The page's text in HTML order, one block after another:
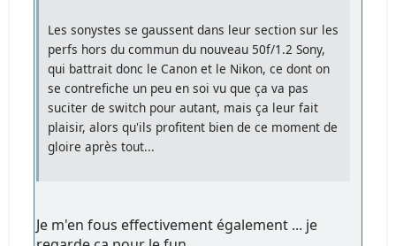
Les sonystes se gaussent dans leur section sur les
perfs hors du commun du nouveau 50f/1.2 Sony,
qui battrait donc le Canon et le Nikon, ce dont on
se contrefiche un peu en soi vu que ça va pas
suciter de switch pour autant, mais ça leur fait
plaisir, alors qu'ils profitent bien de ce moment de
gloire après tout...
Je m'en fous effectivement également ... je